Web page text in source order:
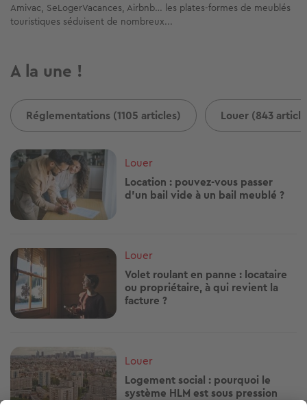
Amivac, SeLogerVacances, Airbnb… les plates-formes de meublés
touristiques séduisent de nombreux...
A la une !
Réglementations (1105 articles) Louer (843
Image
Louer
Location : pouvez-vous passer
d’un bail vide à un bail meublé ?
Image
Louer
Volet roulant en panne : locataire
ou propriétaire, à qui revient la
facture ?
Image
Louer
Logement social : pourquoi le
système HLM est sous pression